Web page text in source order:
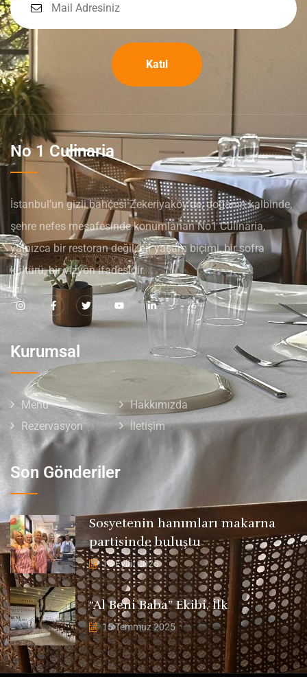
Katıl
No 1 Culinaria
İstanbul’un gizli bahçesi Zekeriyaköy’de, doğanın kalbinde,
şehre nefes mesafesinde konumlanan No1 Culinaria,
yalnızca bir restoran değil; bir yaşam biçimi, bir sofra
kültürü, bir vizyon ifadesidir.
Kurumsal
Menü
Hakkımızda
Rezervasyon
İletişim
Son Gönderiler
Sosyetenin hanımları makarna
partisinde buluştu
18 Eylül 2025
“Al Beni Baba” Ekibi, İlk
15 Temmuz 2025